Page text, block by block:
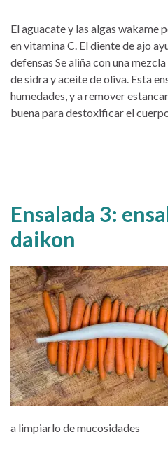
El aguacate y las algas wakame
en vitamina C. El diente de ajo
defensas Se aliña con una
de sidra y aceite de oliva. Esta
humedades, y a remover
buena para destoxificar el
Ensalada 3:
daikon
a limpiarlo de mucosidades